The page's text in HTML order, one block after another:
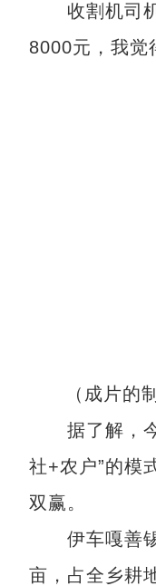
收割机司机
8000元，我觉
（成片的
据了解，今
社+农户”的模
双赢。
伊车嘎善锡
亩，占全乡耕